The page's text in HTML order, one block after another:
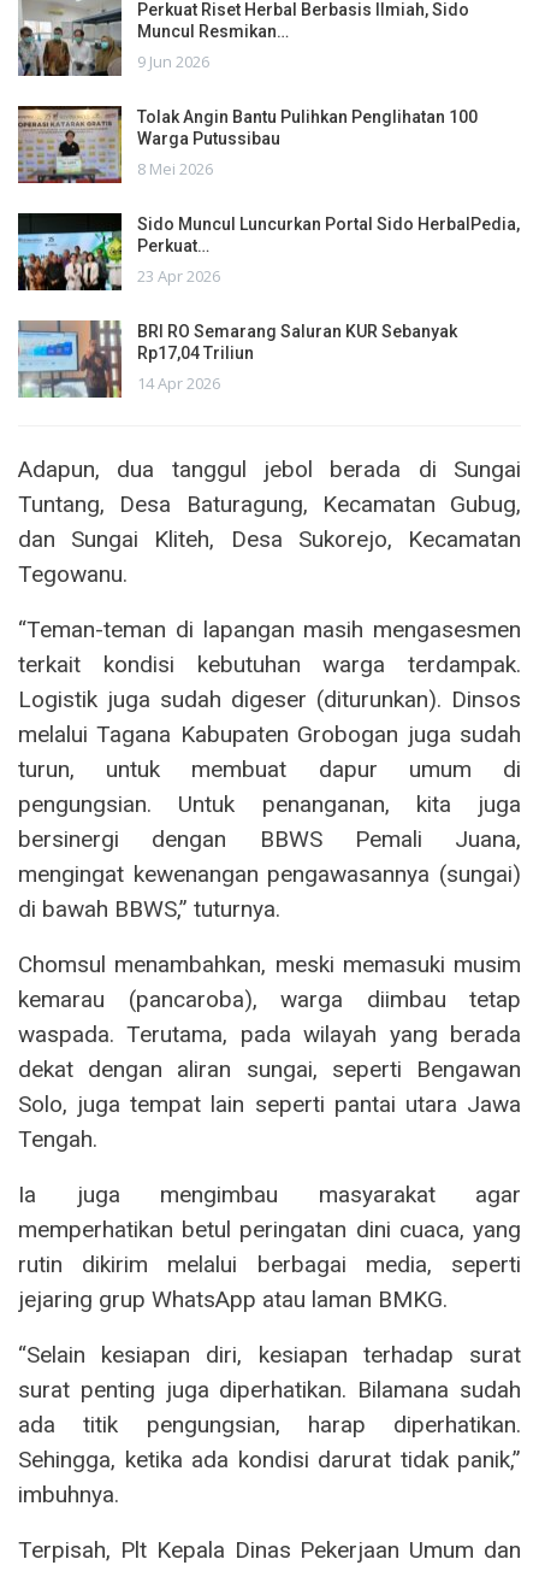
Perkuat Riset Herbal Berbasis Ilmiah, Sido
Muncul Resmikan…
9 Jun 2026
Tolak Angin Bantu Pulihkan Penglihatan 100
Warga Putussibau
8 Mei 2026
Sido Muncul Luncurkan Portal Sido HerbalPedia,
Perkuat…
23 Apr 2026
BRI RO Semarang Saluran KUR Sebanyak
Rp17,04 Triliun
14 Apr 2026
Adapun, dua tanggul jebol berada di Sungai
Tuntang, Desa Baturagung, Kecamatan Gubug,
dan Sungai Kliteh, Desa Sukorejo, Kecamatan
Tegowanu.
“Teman-teman di lapangan masih mengasesmen
terkait kondisi kebutuhan warga terdampak.
Logistik juga sudah digeser (diturunkan). Dinsos
melalui Tagana Kabupaten Grobogan juga sudah
turun, untuk membuat dapur umum di
pengungsian. Untuk penanganan, kita juga
bersinergi dengan BBWS Pemali Juana,
mengingat kewenangan pengawasannya (sungai)
di bawah BBWS,” tuturnya.
Chomsul menambahkan, meski memasuki musim
kemarau (pancaroba), warga diimbau tetap
waspada. Terutama, pada wilayah yang berada
dekat dengan aliran sungai, seperti Bengawan
Solo, juga tempat lain seperti pantai utara Jawa
Tengah.
Ia juga mengimbau masyarakat agar
memperhatikan betul peringatan dini cuaca, yang
rutin dikirim melalui berbagai media, seperti
jejaring grup WhatsApp atau laman BMKG.
“Selain kesiapan diri, kesiapan terhadap surat
surat penting juga diperhatikan. Bilamana sudah
ada titik pengungsian, harap diperhatikan.
Sehingga, ketika ada kondisi darurat tidak panik,”
imbuhnya.
Terpisah, Plt Kepala Dinas Pekerjaan Umum dan